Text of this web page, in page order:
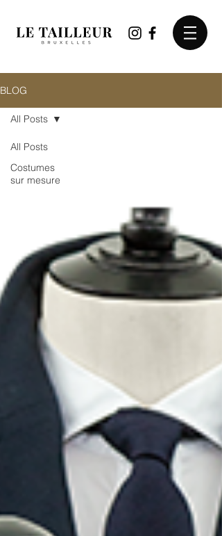
BLOG
All Posts
Costumes
sur mesure
All Posts